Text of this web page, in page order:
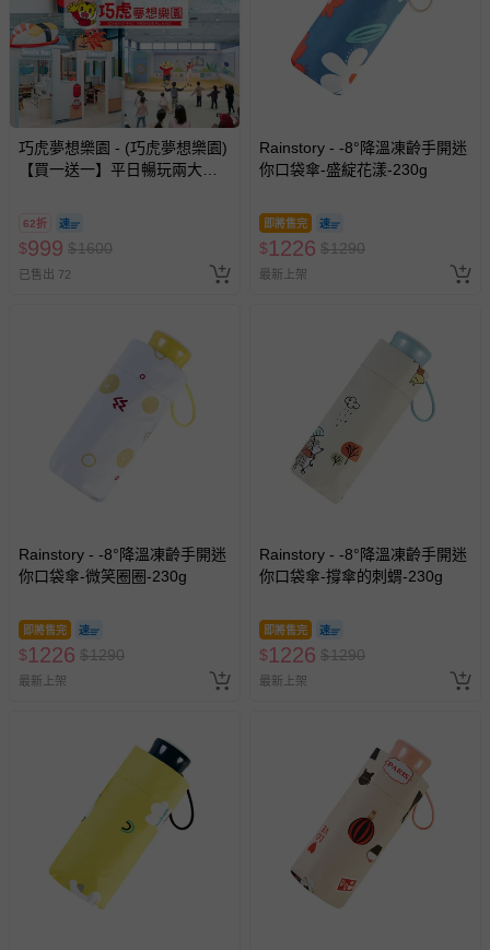
巧虎夢想樂園 - (巧虎夢想樂園)
【買一送一】平日暢玩兩大一
券使用
62折
$999 $1600
已售出 72
Rainstory - -8°降溫凍齡手開迷
你口袋傘-盛綻花漾-230g
即將售完
$1226 $1290
最新上架
Rainstory - -8°降溫凍齡手開迷
你口袋傘-微笑圈圈-230g
即將售完
$1226 $1290
最新上架
Rainstory - -8°降溫凍齡手開迷
你口袋傘-撐傘的刺蝟-230g
即將售完
$1226 $1290
最新上架